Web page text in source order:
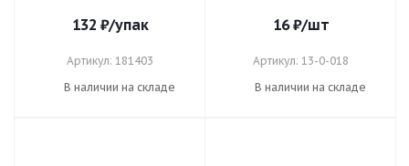
132 ₽/упак
Артикул: 181403
В наличии на складе
16₽/шт
Артикул: 13-0-018
В наличии на складе